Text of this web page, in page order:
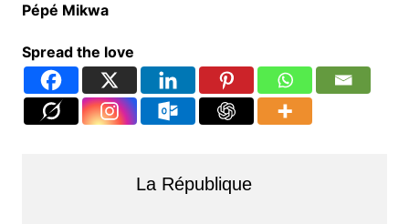
Pépé Mikwa
Spread the love
La République